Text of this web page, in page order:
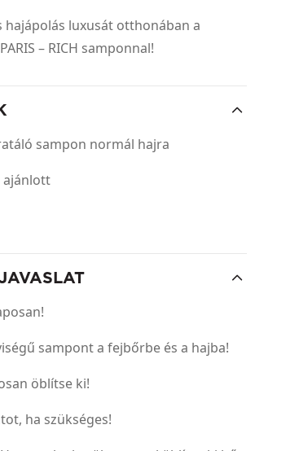
hajápolás luxusát otthonában a
– RICH samponnal!
sampon normál hajra
ajánlott
sampont a fejbőrbe és a hajba!
öblítse ki!
ha szükséges!